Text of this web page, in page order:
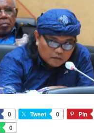
0 Tweet 0 Pin
0